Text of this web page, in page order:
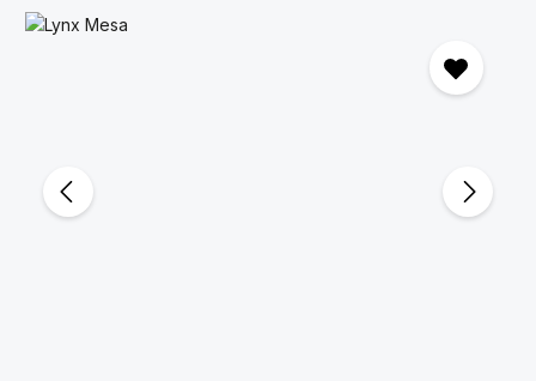
Bildergalerie überspringen